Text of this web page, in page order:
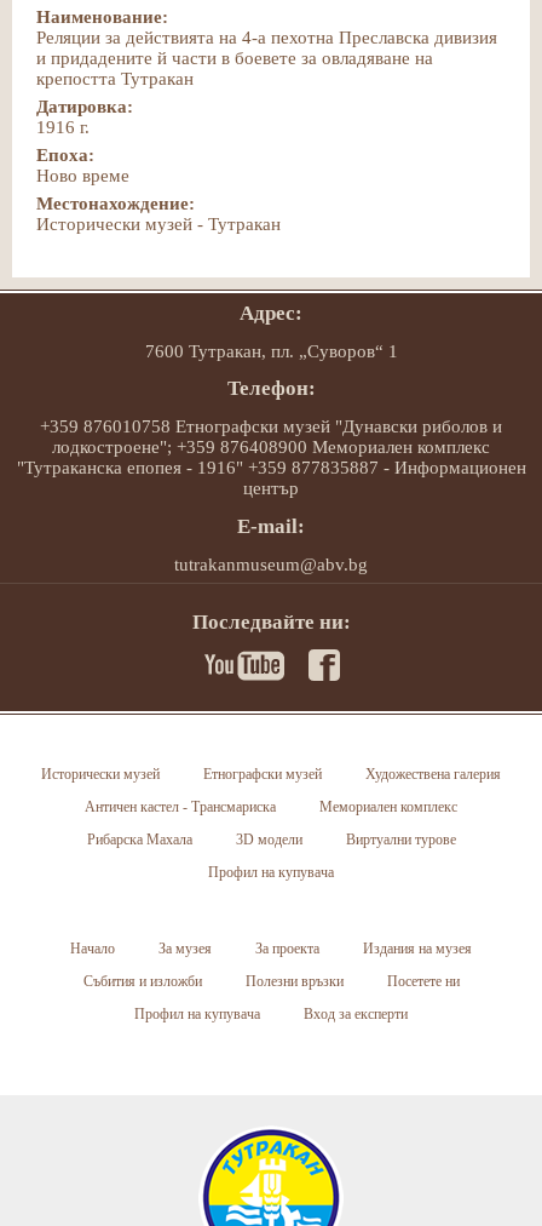
Наименование:
Реляции за действията на 4-а пехотна Преславска дивизия
и придадените й части в боевете за овладяване на
крепостта Тутракан
Датировка:
1916 г.
Епоха:
Ново време
Местонахождение:
Исторически музей - Тутракан
Адрес:
7600 Тутракан, пл. „Суворов“ 1
Телефон:
+359 876010758 Етнографски музей "Дунавски риболов и
лодкостроене"; +359 876408900 Мемориален комплекс
"Тутраканска епопея - 1916" +359 877835887 - Информационен
център
E-mail:
tutrakanmuseum@abv.bg
Последвайте ни:
Исторически музей Етнографски музей
Художествена галерия
Античен кастел - Трансмариска
Мемориален комплекс
Рибарска Махала
3D модели
Виртуални турове
Профил на купувача
Начало За музея За проекта
Издания на музея
Събития и изложби
Полезни връзки
Посетете ни
Профил на купувача
Вход за експерти